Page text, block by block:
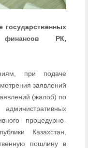
финансов РК,
при подаче
заявлений
(жалоб) по
процедурно-
Казахстан,
пошлину в